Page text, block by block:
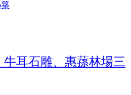
築
牛耳石雕、惠蓀林場三